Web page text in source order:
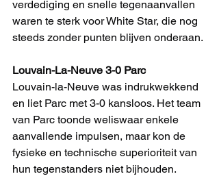
verdediging en snelle tegenaanvallen
waren te sterk voor White Star, die nog
steeds zonder punten blijven onderaan.
Louvain-La-Neuve 3-0 Parc
Louvain-la-Neuve was indrukwekkend
en liet Parc met 3-0 kansloos. Het team
van Parc toonde weliswaar enkele
aanvallende impulsen, maar kon de
fysieke en technische superioriteit van
hun tegenstanders niet bijhouden.